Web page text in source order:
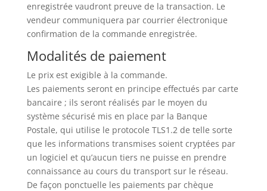
enregistrée vaudront preuve de la transaction. Le
vendeur communiquera par courrier électronique
confirmation de la commande enregistrée.
Modalités de paiement
Le prix est exigible à la commande.
Les paiements seront en principe effectués par carte
bancaire ; ils seront réalisés par le moyen du
système sécurisé mis en place par la Banque
Postale, qui utilise le protocole TLS1.2 de telle sorte
que les informations transmises soient cryptées par
un logiciel et qu’aucun tiers ne puisse en prendre
connaissance au cours du transport sur le réseau.
De façon ponctuelle les paiements par chèque